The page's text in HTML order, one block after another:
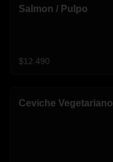
Salmon / Pulpo
$12.490
Ceviche Vegetariano